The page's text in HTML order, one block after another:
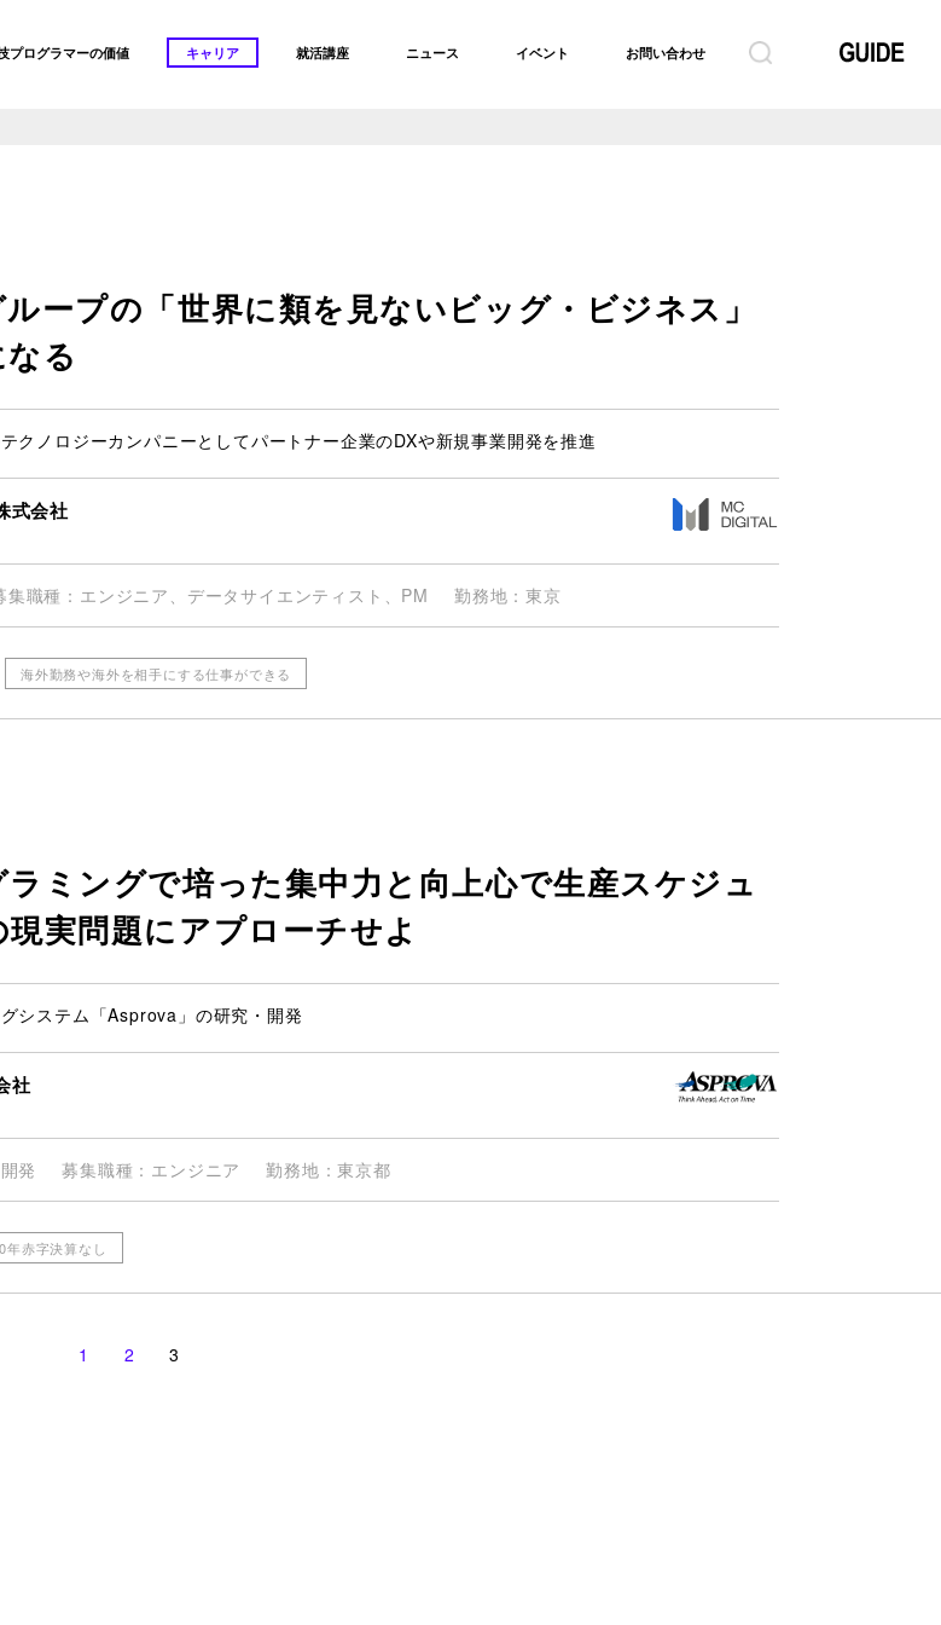
プログラマーの価値 キャリア 就活講座 ニュース イベント お問い合わせ
ープの「世界に類を見ないビッグ・ビジネス」
る
クノロジーカンパニーとしてパートナー企業のDXや新規事業開発を推進
式会社
集職種 エンジニア、データサイエンティスト、PM 勤務地 東京
海外勤務や海外を相手にする仕事ができる
ミングで培った集中力と向上心で生産スケジュ
実問題にアプローチせよ
システム「Asprova」の研究・開発
社
発 募集職種 エンジニア 勤務地 東京都
年赤字決算なし
1 2 3